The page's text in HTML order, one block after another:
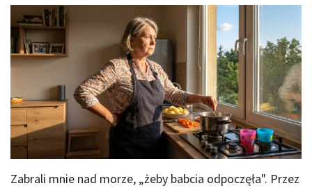
Zabrali mnie nad morze, „żeby babcia odpoczęła". Przez